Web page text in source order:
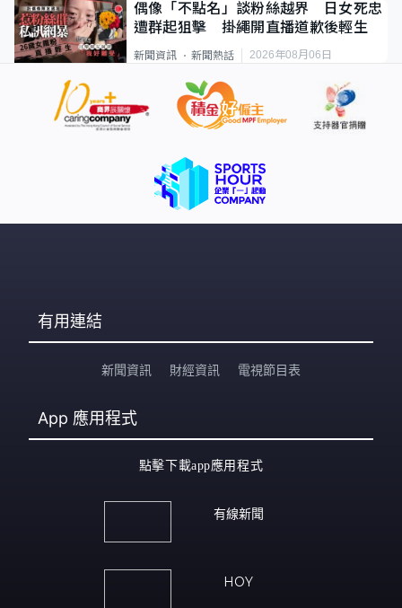
偶像「不點名」談粉絲越界 日女死忠
遭群起狙擊 掛繩開直播道歉後輕生
新聞資訊 新聞熱話 2026年08月06日
有用連結
新聞資訊 財經資訊 電視節目表
App 應用程式
點擊下載app應用程式
有線新聞
HOY